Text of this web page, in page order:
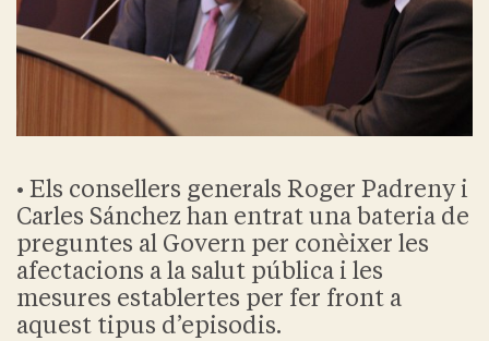
• Els consellers generals Roger Padreny i
Carles Sánchez han entrat una bateria de
preguntes al Govern per conèixer les
afectacions a la salut pública i les
mesures establertes per fer front a
aquest tipus d’episodis.